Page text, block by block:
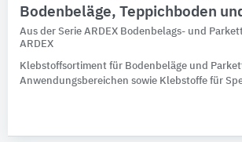
Bodenbeläge, Teppichboden
Aus der Serie ARDEX Bodenbelags- und
ARDEX
Klebstoffsortiment für Bodenbeläge und
Anwendungsbereichen sowie Klebstoffe für